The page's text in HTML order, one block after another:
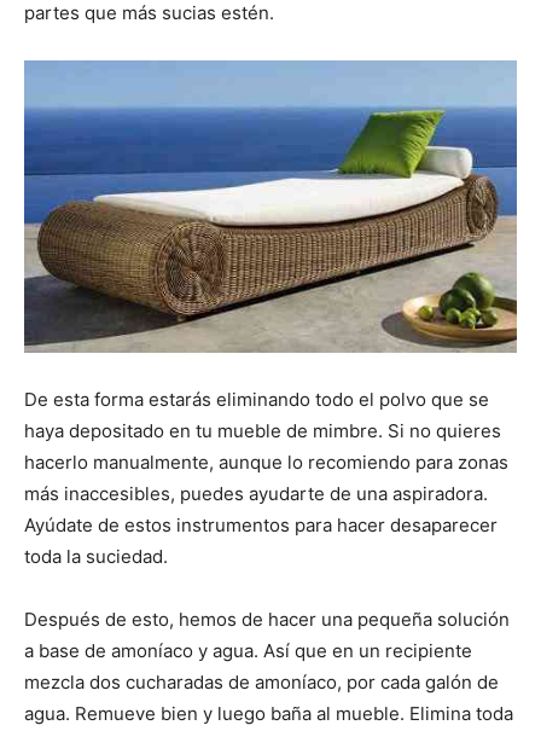
partes que más sucias estén.
De esta forma estarás eliminando todo el polvo que se
haya depositado en tu mueble de mimbre. Si no quieres
hacerlo manualmente, aunque lo recomiendo para zonas
más inaccesibles, puedes ayudarte de una aspiradora.
Ayúdate de estos instrumentos para hacer desaparecer
toda la suciedad.
Después de esto, hemos de hacer una pequeña solución
a base de amoníaco y agua. Así que en un recipiente
mezcla dos cucharadas de amoníaco, por cada galón de
agua. Remueve bien y luego baña al mueble. Elimina toda